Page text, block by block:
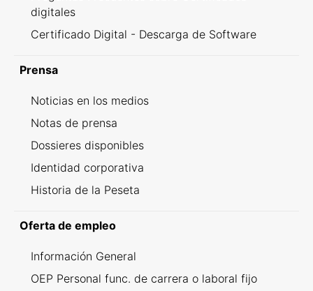
digitales
Certificado Digital - Descarga de Software
Prensa
Noticias en los medios
Notas de prensa
Dossieres disponibles
Identidad corporativa
Historia de la Peseta
Oferta de empleo
Información General
OEP Personal func. de carrera o laboral fijo